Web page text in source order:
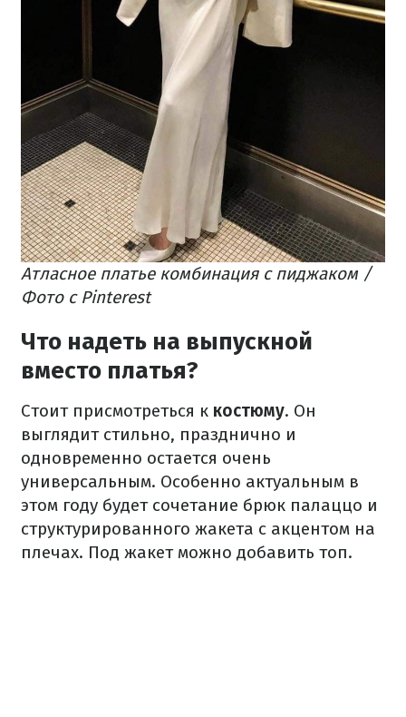
Атласное платье комбинация с пиджаком /
Фото с Pinterest
Что надеть на выпускной
вместо платья?
Стоит присмотреться к костюму. Он
выглядит стильно, празднично и
одновременно остается очень
универсальным. Особенно актуальным в
этом году будет сочетание брюк палаццо и
структурированного жакета с акцентом на
плечах. Под жакет можно добавить топ.